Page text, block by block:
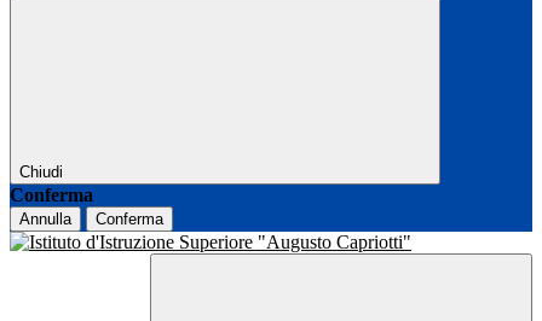
Chiudi
Conferma
Annulla Conferma